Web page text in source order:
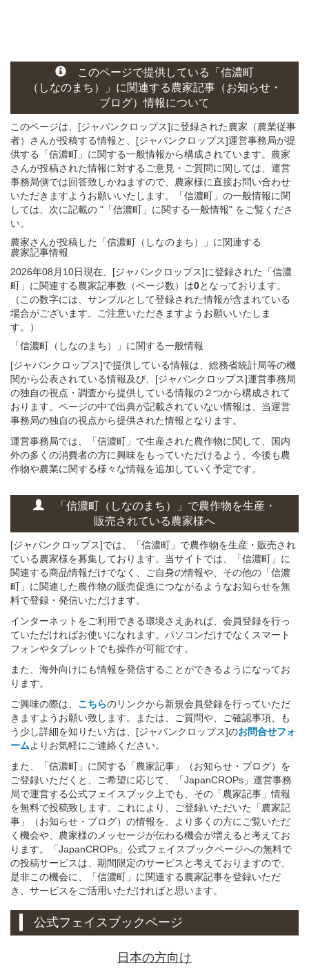
このページで提供している
「信濃町
（しなのまち）」 に関連する農家記事（お知らせ・
ブログ）情報について
このページは、[ジャパンクロップス]に登録された農家（農業従事
者）さんが投稿する情報と、[ジャパンクロップス]運営事務局が提
供する「信濃町」に関する一般情報から構成されています。農家
さんが投稿された情報に対するご意見・ご質問に関しては、運営
事務局側では回答致しかねますので、農家様に直接お問い合わせ
いただきますようお願いいたします。「信濃町」の一般情報に関
しては、次に記載の "「信濃町」に関する一般情報" をご覧くださ
い。
農家さんが投稿した「信濃町（しなのまち）」 に関連する
農家記事情報
2026年08月10日現在、[ジャパンクロップス]に登録された「信濃
町」に関連する農家記事数（ページ数）は0となっております。
（この数字には、サンプルとして登録された情報が含まれている
場合がございます。ご注意いただきますようお願いいたしま
す。）
「信濃町（しなのまち）」 に関する一般情報
[ジャパンクロップス]で提供している情報は、総務省統計局等の機
関から公表されている情報及び、[ジャパンクロップス]運営事務局
の独自の視点・調査から提供している情報の２つから構成されて
おります。ページの中で出典が記載されていない情報は、当運営
事務局の独自の視点から提供された情報となります。
運営事務局では、「信濃町」で生産された農作物に関して、国内
外の多くの消費者の方に興味をもっていただけるよう、今後も農
作物や農業に関する様々な情報を追加していく予定です。
「信濃町（しなのまち）」 で農作物を生産・
販売されている農家様へ
[ジャパンクロップス]では、「信濃町」で農作物を生産・販売され
ている農家様を募集しております。当サイトでは、「信濃町」に
関連する商品情報だけでなく、ご自身の情報や、その他の「信濃
町」に関連した農作物の販売促進につながるようなお知らせを無
料で登録・発信いただけます。
インターネットをご利用できる環境さえあれば、会員登録を行っ
ていただければお使いになれます。パソコンだけでなくスマート
フォンやタブレットでも操作が可能です。
また、海外向けにも情報を発信することができるようになってお
ります。
ご興味の際は、 こちらのリンクから新規会員登録を行っていただ
きますようお願い致します。または、ご質問や、ご確認事項、も
う少し詳細を知りたい方は、[ジャパンクロップス]のお問合せフォ
ームよりお気軽にご連絡ください。
また、「信濃町」に関する「農家記事」（お知らせ・ブログ）を
ご登録いただくと、ご希望に応じて、「JapanCROPs」運営事務
局で運営する公式フェイスブック上でも、その「農家記事」情報
を無料で投稿致します。これにより、ご登録いただいた「農家記
事」（お知らせ・ブログ）の情報を、より多くの方にご覧いただ
く機会や、農家様のメッセージが伝わる機会が増えると考えてお
ります。「JapanCROPs」公式フェイスブックページへの無料で
の投稿サービスは、期間限定のサービスと考えておりますので、
是非この機会に、「信濃町」に関連する農家記事を登録いただ
き、サービスをご活用いただければと思います。
公式フェイスブックページ
日本の方向け